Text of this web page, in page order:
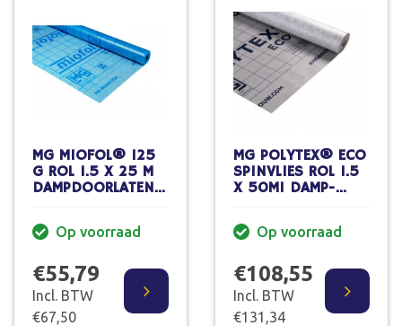
MG MIOFOL® 125
G ROL 1.5 X 25 M
DAMPDOORLATEND
Op voorraad
€55,79
Incl. BTW
€67,50
MG POLYTEX® ECO
SPINVLIES ROL 1.5
X 50M1 DAMP-
Op voorraad
€108,55
Incl. BTW
€131,34